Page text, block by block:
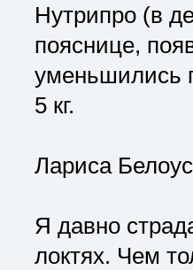
Нутрипро (в
пояснице,
уменьшились
5 кг.
Лариса
Я давно
локтях. Чем